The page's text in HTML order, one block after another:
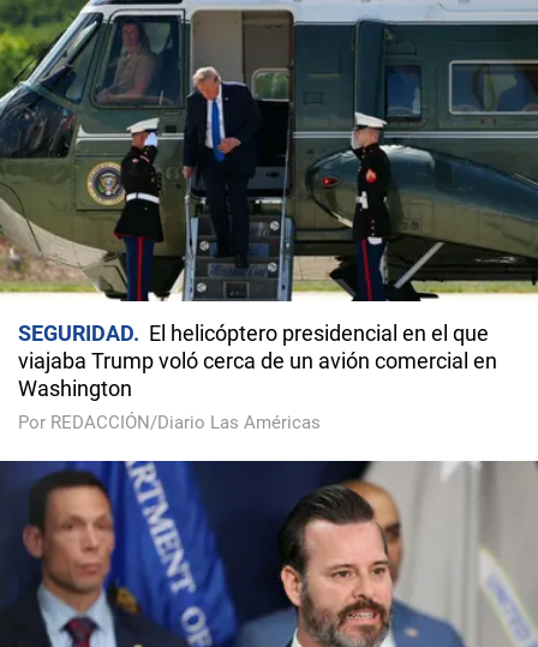
SEGURIDAD
El helicóptero presidencial en el que
viajaba Trump voló cerca de un avión comercial en
Washington
Por REDACCIÓN/Diario Las Américas